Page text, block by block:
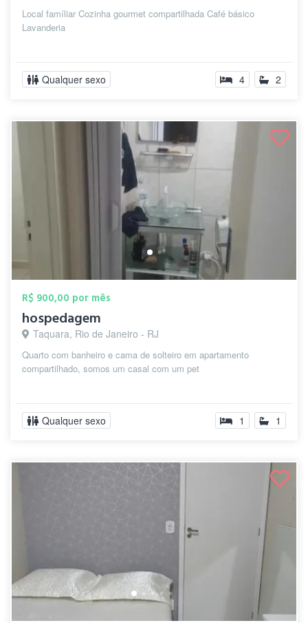
Local famíliar Cozinha gourmet compartilhada Café básico
Lavanderia
Qualquer sexo 4 2
R$ 900,00 por mês
hospedagem
Taquara, Rio de Janeiro - RJ
Quarto com banheiro e cama de solteiro em apartamento
compartilhado, somos um casal com um pet
Qualquer sexo 1 1